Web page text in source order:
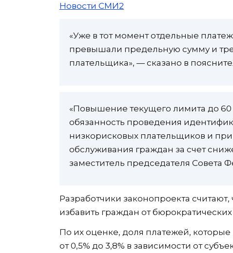
Новости СМИ2
«Уже в тот момент отдельные
превышали предельную сумму и
плательщика», — сказано в
«Повышение текущего лимита до
обязанность проведения
низкорисковых плательщиков и
обслуживания граждан за счет
заместитель председателя Совета
Разработчики законопроекта
избавить граждан от
По их оценке, доля платежей, которые
от 0,5% до 3,8% в зависимости от